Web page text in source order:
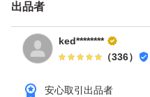
出品者
ked********
（336）
安心取引出品者